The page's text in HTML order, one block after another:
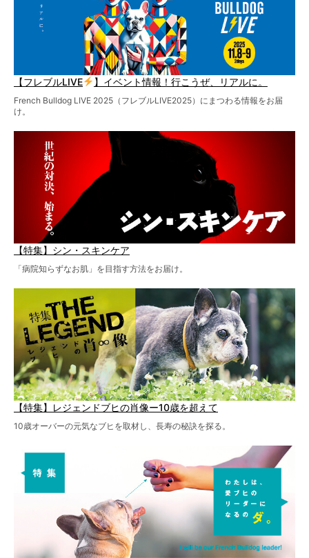
【フレブルLIVE 】イベント情報！行こうぜ、リアルに。
French Bulldog LIVE 2025（フレブルLIVE2025）にまつわる情報をお届
け。
【特集】シン・スキンケア
「病院知らずなお肌」を目指す方法をお届け。
【特集】レジェンドブヒの肖像ー10歳を超えて
10歳オーバーの元気なブヒを取材し、長寿の秘訣を探る。